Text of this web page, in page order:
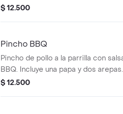
$ 12.500
Pincho BBQ
Pincho de pollo a la parrilla con salsa
BBQ. Incluye una papa y dos arepas.
$ 12.500